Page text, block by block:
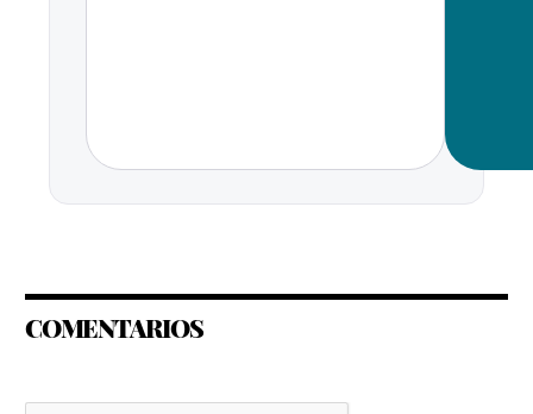
COMENTARIOS